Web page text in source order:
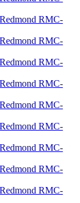
RMC-
RMC-
RMC-
RMC-
RMC-
RMC-
RMC-
RMC-
RMC-